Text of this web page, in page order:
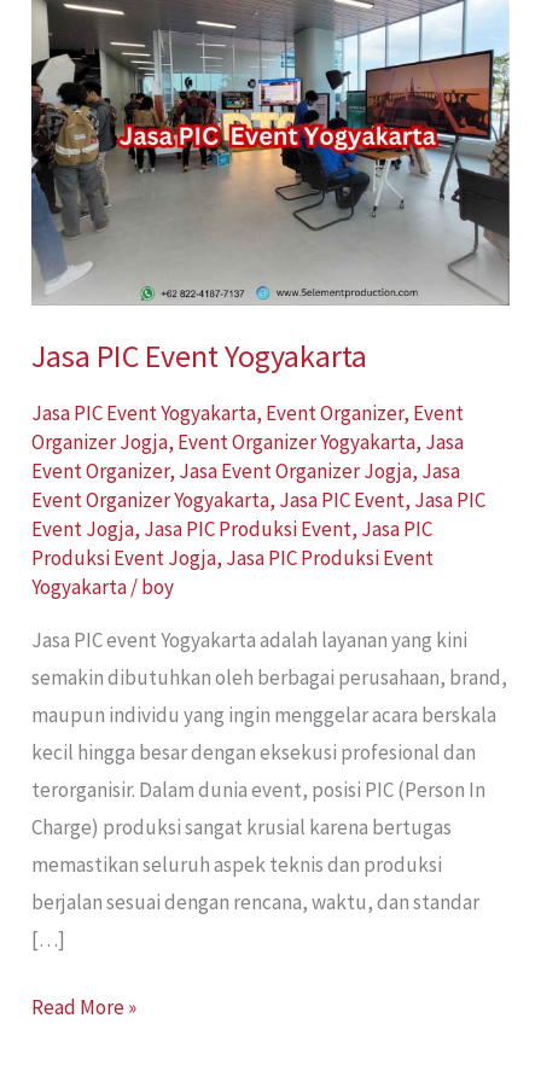
Jasa PIC Event Yogyakarta
Jasa PIC Event Yogyakarta, Event Organizer, Event
Organizer Jogja, Event Organizer Yogyakarta, Jasa
Event Organizer, Jasa Event Organizer Jogja, Jasa
Event Organizer Yogyakarta, Jasa PIC Event, Jasa PIC
Event Jogja, Jasa PIC Produksi Event, Jasa PIC
Produksi Event Jogja, Jasa PIC Produksi Event
Yogyakarta/boy
Jasa PIC event Yogyakarta adalah layanan yang kini
semakin dibutuhkan oleh berbagai perusahaan, brand,
maupun individu yang ingin menggelar acara berskala
kecil hingga besar dengan eksekusi profesional dan
terorganisir. Dalam dunia event, posisi PIC (Person In
Charge) produksi sangat krusial karena bertugas
memastikan seluruh aspek teknis dan produksi
berjalan sesuai dengan rencana, waktu, dan standar
[…]
PIC
Event
Yogyakarta
Read More »